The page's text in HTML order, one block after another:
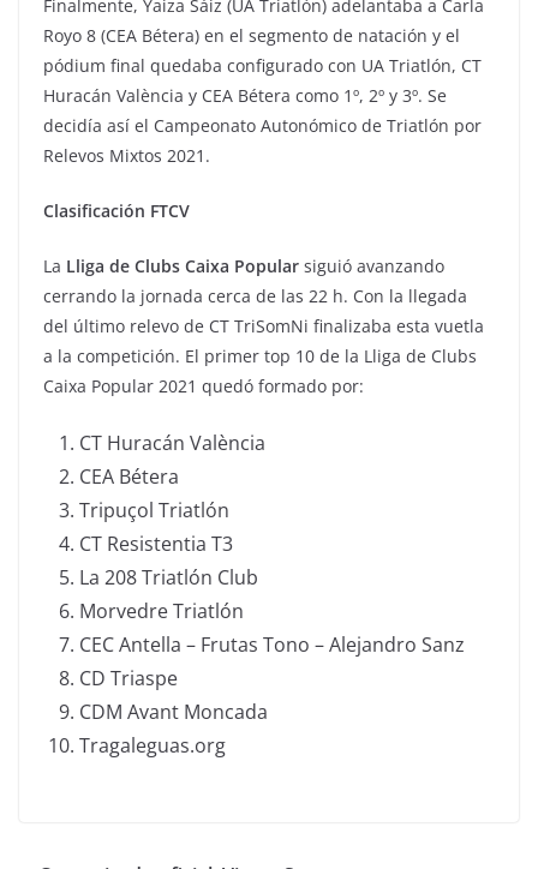
Finalmente, Yaiza Sáiz (UA Triatlón) adelantaba a Carla
Royo 8 (CEA Bétera) en el segmento de natación y el
pódium final quedaba configurado con UA Triatlón, CT
Huracán València y CEA Bétera como 1º, 2º y 3º. Se
decidía así el Campeonato Autonómico de Triatlón por
Relevos Mixtos 2021.
Clasificación FTCV
La Lliga de Clubs Caixa Popular siguió avanzando
cerrando la jornada cerca de las 22 h. Con la llegada
del último relevo de CT TriSomNi finalizaba esta vuetla
a la competición. El primer top 10 de la Lliga de Clubs
Caixa Popular 2021 quedó formado por:
CT Huracán València
CEA Bétera
Tripuçol Triatlón
CT Resistentia T3
La 208 Triatlón Club
Morvedre Triatlón
CEC Antella – Frutas Tono – Alejandro Sanz
CD Triaspe
CDM Avant Moncada
Tragaleguas.org